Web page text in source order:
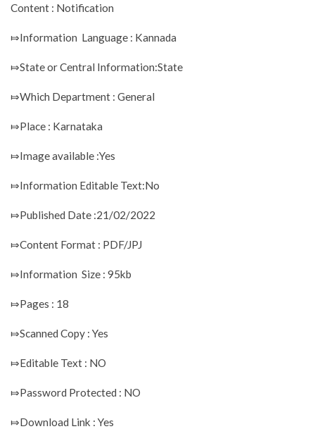
Content : Notification
⤇Information Language : Kannada
⤇State or Central Information:State
⤇Which Department : General
⤇Place : Karnataka
⤇Image available :Yes
⤇Information Editable Text:No
⤇Published Date :21/02/2022
⤇Content Format : PDF/JPJ
⤇Information Size : 95kb
⤇Pages : 18
⤇Scanned Copy : Yes
⤇Editable Text : NO
⤇Password Protected : NO
⤇Download Link : Yes